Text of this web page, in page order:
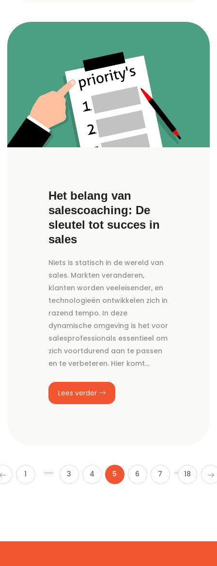
Het belang van
salescoaching: De
sleutel tot succes in
sales
Niets is statisch in de wereld van
sales. Markten veranderen,
klanten worden veeleisender, en
technologieën ontwikkelen zich in
razend tempo. In deze
dynamische omgeving is het voor
salesprofessionals essentieel om
zich voortdurend aan te passen
en te verbeteren. Hier komt…
Lees verder
1 …… 3 4 5 6 7 … 18